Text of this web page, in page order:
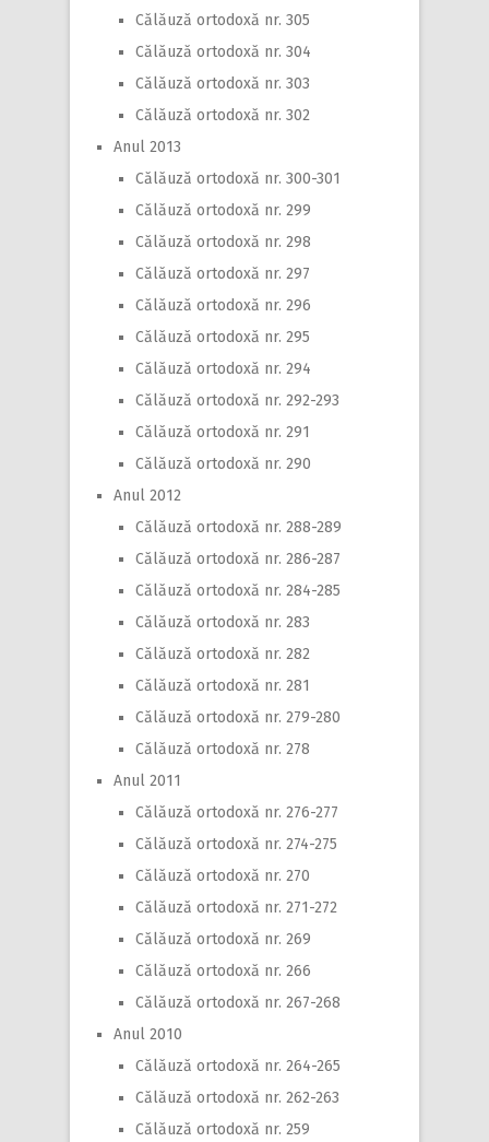
Călăuză ortodoxă nr. 305
Călăuză ortodoxă nr. 304
Călăuză ortodoxă nr. 303
Călăuză ortodoxă nr. 302
Anul 2013
Călăuză ortodoxă nr. 300-301
Călăuză ortodoxă nr. 299
Călăuză ortodoxă nr. 298
Călăuză ortodoxă nr. 297
Călăuză ortodoxă nr. 296
Călăuză ortodoxă nr. 295
Călăuză ortodoxă nr. 294
Călăuză ortodoxă nr. 292-293
Călăuză ortodoxă nr. 291
Călăuză ortodoxă nr. 290
Anul 2012
Călăuză ortodoxă nr. 288-289
Călăuză ortodoxă nr. 286-287
Călăuză ortodoxă nr. 284-285
Călăuză ortodoxă nr. 283
Călăuză ortodoxă nr. 282
Călăuză ortodoxă nr. 281
Călăuză ortodoxă nr. 279-280
Călăuză ortodoxă nr. 278
Anul 2011
Călăuză ortodoxă nr. 276-277
Călăuză ortodoxă nr. 274-275
Călăuză ortodoxă nr. 270
Călăuză ortodoxă nr. 271-272
Călăuză ortodoxă nr. 269
Călăuză ortodoxă nr. 266
Călăuză ortodoxă nr. 267-268
Anul 2010
Călăuză ortodoxă nr. 264-265
Călăuză ortodoxă nr. 262-263
Călăuză ortodoxă nr. 259